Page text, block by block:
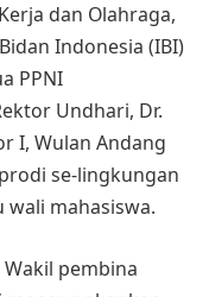
dan Olahraga,
Indonesia (IBI)
PPNI
Undhari, Dr.
I, Wulan Andang
se-lingkungan
wali mahasiswa.
Wakil pembina